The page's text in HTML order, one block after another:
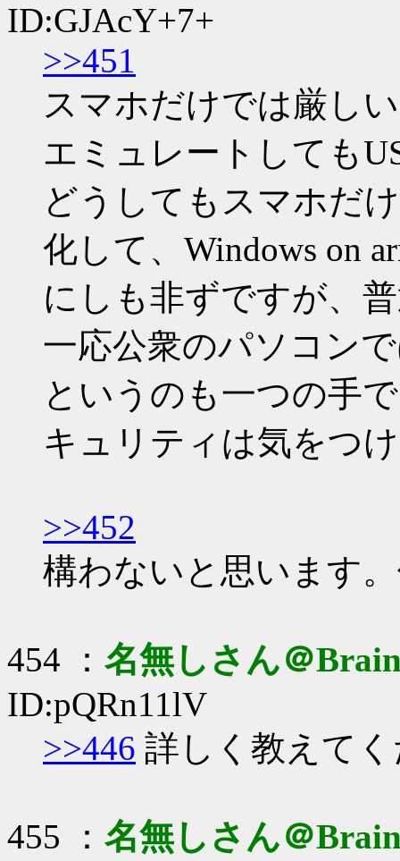
ID:GJAcY+7+
>>451
スマホだけでは厳し
エミュレートしても
どうしてもスマホだ
化して、Windows on
にしも非ずですが、
一応公衆のパソコン
というのも一つの手
キュリティは気をつ
>>452
構わないと思います
454 ： 名無しさん＠
ID:pQRn11lV
>>446 詳しく教えて
455 ： 名無しさん＠